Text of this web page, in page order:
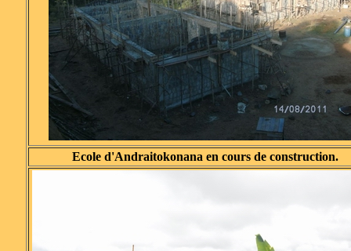
Ecole d'Andraitokonana en cours de construction.